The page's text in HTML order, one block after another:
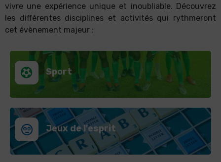
vivre une expérience unique et inoubliable. Découvrez
les différentes disciplines et activités qui rythmeront
cet évènement majeur :
Sport
Jeux de l'esprit